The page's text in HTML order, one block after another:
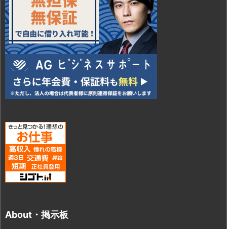
About・掲示板